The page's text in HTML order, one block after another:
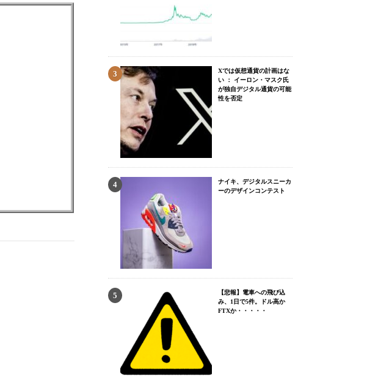
Xでは仮想通貨の計画はな
い ： イーロン・マスク氏
が独自デジタル通貨の可能
性を否定
ナイキ、デジタルスニーカ
ーのデザインコンテスト
【悲報】電車への飛び込
み、1日で5件。ドル高か
FTXか・・・・・